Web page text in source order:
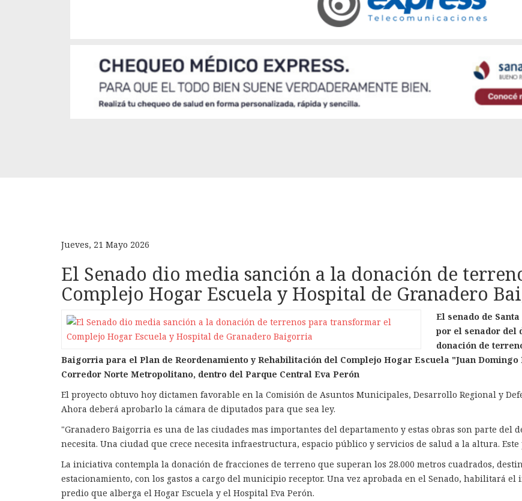
Jueves, 21 Mayo 2026
El Senado dio media sanción a la donación de
Complejo Hogar Escuela y Hospital de Granadero
El senado de
por el senador del
donación de
Baigorria para el Plan de Reordenamiento y Rehabilitación del Complejo Hogar Escuela "Juan
Corredor Norte Metropolitano, dentro del Parque Central Eva Perón
El proyecto obtuvo hoy dictamen favorable en la Comisión de Asuntos Municipales, Desarrollo Regional y
Ahora deberá aprobarlo la cámara de diputados para que sea ley.
"Granadero Baigorria es una de las ciudades mas importantes del departamento y estas obras son parte
necesita. Una ciudad que crece necesita infraestructura, espacio público y servicios de salud a la altura. Este
La iniciativa contempla la donación de fracciones de terreno que superan los 28.000 metros cuadrados,
estacionamiento, con los gastos a cargo del municipio receptor. Una vez aprobada en el Senado, habilitará
predio que alberga el Hogar Escuela y el Hospital Eva Perón.